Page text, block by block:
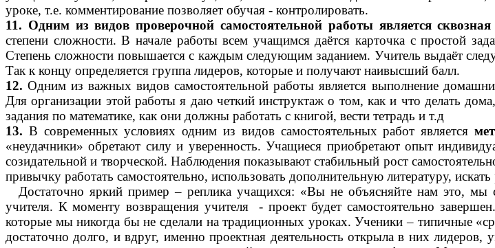
уроке, т.е. комментирование позволяет обучая - контролировать.
11. Одним из видов проверочной самостоятельной работы является
степени сложности. В начале работы всем учащимся даётся карточка с простой
Степень сложности повышается с каждым следующим заданием. Учитель выдаёт
Так к концу определяется группа лидеров, которые и получают наивысший балл.
12.Одним из важных видов самостоятельной работы является выполнение
Для организации этой работы я даю четкий инструктаж о том, как и что делать
задания по математике, как они должны работать с книгой, вести тетрадь и т.д
13. В современных условиях одним из видов самостоятельных работ является
«неудачники» обретают силу и уверенность. Учащиеся приобретают опыт
созидательной и творческой. Наблюдения показывают стабильный рост
привычку работать самостоятельно, использовать дополнительную литературу,
Достаточно яркий пример – реплика учащихся: «Вы не объясняйте нам это,
учителя. К моменту возвращения учителя - проект будет самостоятельно
которые мы никогда бы не сделали на традиционных уроках. Ученики – типичные
достаточно долго, и вдруг, именно проектная деятельность открыла в них